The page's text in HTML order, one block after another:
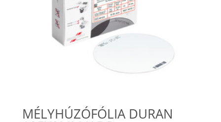
MÉLYHÚZÓFÓLIA DURAN